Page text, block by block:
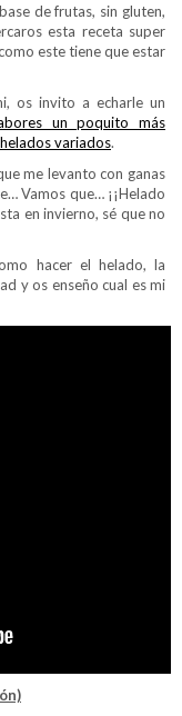
de frutas, sin gluten,
esta receta super
este tiene que estar
os invito a echarle un
un poquito más
variados.
me levanto con ganas
Vamos que… ¡¡Helado
en invierno, sé que no
hacer el helado, la
y os enseño cual es mi